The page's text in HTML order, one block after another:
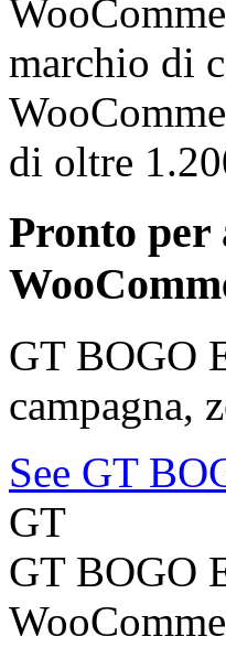
marchio di
di oltre
Pronto per
GT BOGO
campagna,
See GT
GT
GT BOGO